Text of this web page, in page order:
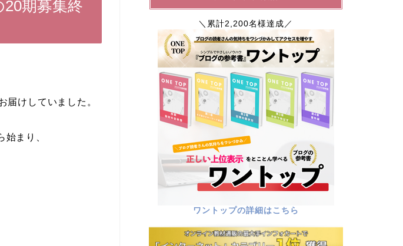
期募集終
届けしていました。
まり、
＼累計2,200名様達成／
ワントップの詳細はこちら